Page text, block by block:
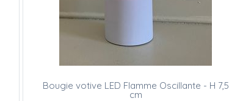
Bougie votive LED Flamme Oscillante - H 7,5
cm